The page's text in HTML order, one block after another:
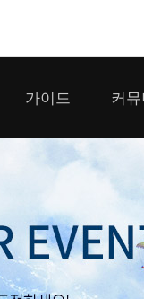
배틀그라
패스 오브
패스 오브
가이드 커
플레이
클랜
모집